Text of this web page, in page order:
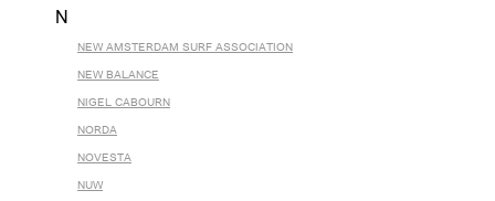
N
NEW AMSTERDAM SURF ASSOCIATION
NEW BALANCE
NIGEL CABOURN
NORDA
NOVESTA
NUW